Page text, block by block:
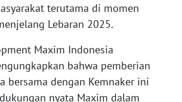
terutama di momen
Lebaran 2025.
Maxim Indonesia
bahwa pemberian
bersama dengan Kemnaker ini
nyata Maxim dalam